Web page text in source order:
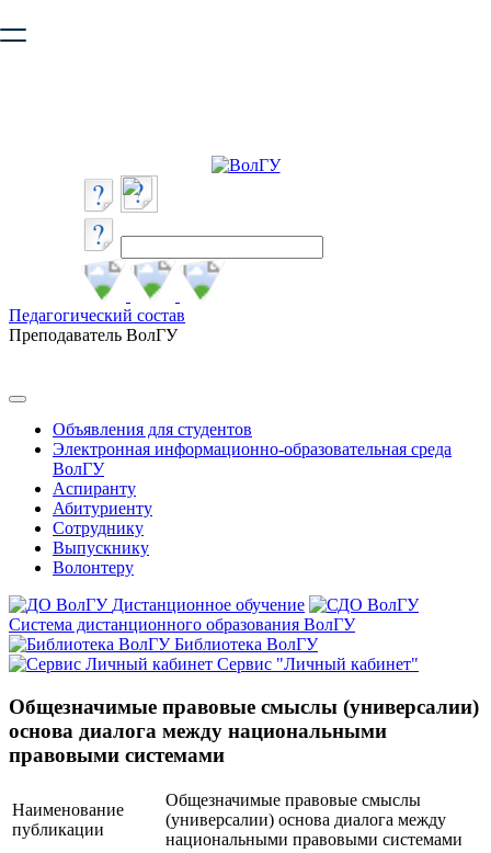
безопасную работу с сайтом. Пожалуйста
Педагогический состав
Преподаватель ВолГУ
Объявления для студентов
Электронная информационно-образовательная среда
ВолГУ
Аспиранту
Абитуриенту
Сотруднику
Выпускнику
Волонтеру
Дистанционное обучение
Система дистанционного образования ВолГУ
Библиотека ВолГУ
Сервис "Личный кабинет"
Общезначимые правовые смыслы (универсалии)
основа диалога между национальными
правовыми системами
Наименование
публикации
Общезначимые правовые смыслы
(универсалии) основа диалога между
национальными правовыми системами